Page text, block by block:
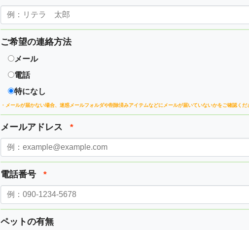
ご希望の連絡方法
メール
電話
特になし
・メールが届かない場合、 迷惑メールフォルダや削除済みアイテムなどに メールが届いていないかをご確認くだ
メールアドレス *
電話番号 *
ペットの有無